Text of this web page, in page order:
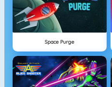
Space Purge